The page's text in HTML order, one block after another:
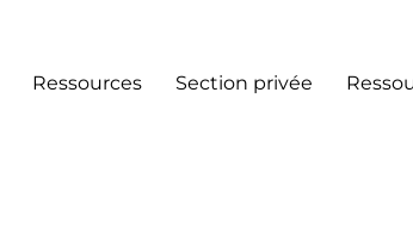
Ressources Section privée